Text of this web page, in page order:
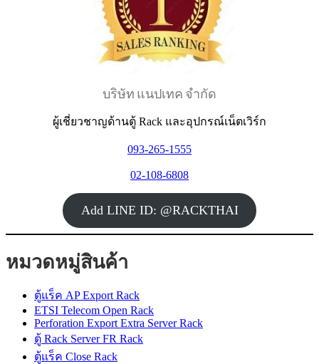
บริษัท แนปเทค จำกัด
ผู้เชี่ยวชาญด้านตู้ Rack และอุปกรณ์เน็ตเวิร์ก
093-265-1555
02-108-6808
Add LINE ID: @RACKTHAI
หมวดหมู่สินค้า
ตู้แร็ค AP Export Rack
ETSI Telecom Open Rack
Perforation Export Extra Server Rack
ตู้ Rack Server FR Rack
ตู้แร็ค Close Rack